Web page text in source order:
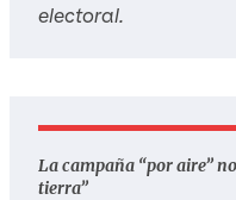
electoral.
La campaña “por aire”
tierra”